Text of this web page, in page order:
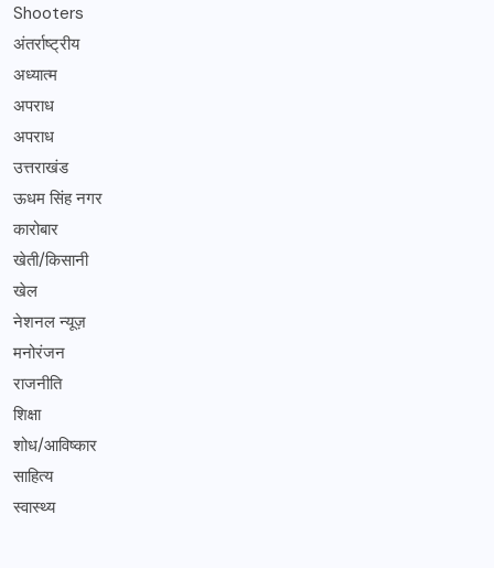
Shooters
अंतर्राष्ट्रीय
अध्यात्म
अपराध
अपराध
उत्तराखंड
ऊधम सिंह नगर
कारोबार
खेती/किसानी
खेल
नेशनल न्यूज़
मनोरंजन
राजनीति
शिक्षा
शोध/आविष्कार
साहित्य
स्वास्थ्य